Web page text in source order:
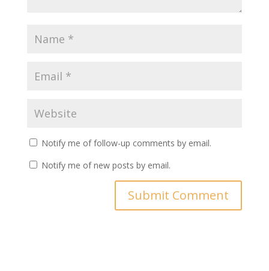
Notify me of follow-up comments by email.
Notify me of new posts by email.